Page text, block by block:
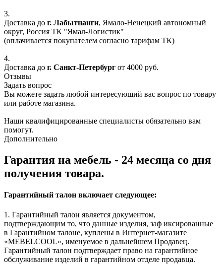
3.
Доставка до г. Лабытнанги, Ямало-Ненецкий автономный
округ, Россия ТК "Ямал-Логистик"
(оплачивается покупателем согласно тарифам ТК)
4.
Доставка до г. Санкт-Петербург от 4000 руб.
Отзывы
Задать вопрос
Вы можете задать любой интересующий вас вопрос по товару
или работе магазина.
Наши квалифицированные специалисты обязательно вам
помогут.
Дополнительно
Гарантия на мебель - 24 месяца со дня
получения товара.
Гарантийный талон включает следующее:
1. Гарантийный талон является документом,
подтверждающим то, что данные изделия, заф иксированные
в Гарантийном талоне, куплены в Интернет-магазите
«MEBELCOOL», именуемое в дальнейшем Продавец.
Гарантийный талон подтверждает право на гарантийное
обслуживание изделий в гарантийном отделе продавца.